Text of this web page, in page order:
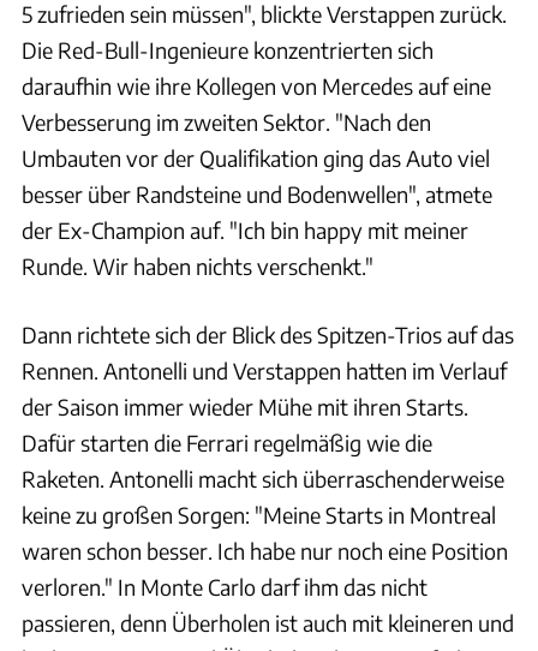
5 zufrieden sein müssen", blickte Verstappen zurück.
Die Red-Bull-Ingenieure konzentrierten sich
daraufhin wie ihre Kollegen von Mercedes auf eine
Verbesserung im zweiten Sektor. "Nach den
Umbauten vor der Qualifikation ging das Auto viel
besser über Randsteine und Bodenwellen", atmete
der Ex-Champion auf. "Ich bin happy mit meiner
Runde. Wir haben nichts verschenkt."
Dann richtete sich der Blick des Spitzen-Trios auf das
Rennen. Antonelli und Verstappen hatten im Verlauf
der Saison immer wieder Mühe mit ihren Starts.
Dafür starten die Ferrari regelmäßig wie die
Raketen. Antonelli macht sich überraschenderweise
keine zu großen Sorgen: "Meine Starts in Montreal
waren schon besser. Ich habe nur noch eine Position
verloren." In Monte Carlo darf ihm das nicht
passieren, denn Überholen ist auch mit kleineren und